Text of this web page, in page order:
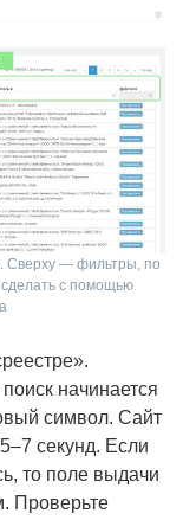
Сверху — фильтры, по
с помощью
начинается
символ. Сайт
секунд. Если
то поле выдачи
Проверьте